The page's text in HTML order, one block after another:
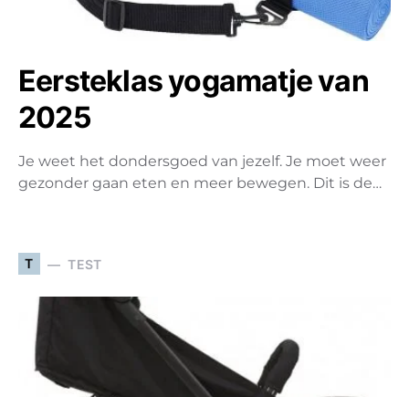
Eersteklas yogamatje van
2025
Je weet het dondersgoed van jezelf. Je moet weer
gezonder gaan eten en meer bewegen. Dit is de…
T TEST